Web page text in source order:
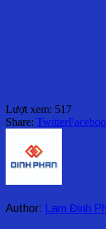
Lượt xem: 517
Share: Twitter
Author: Lam Đinh